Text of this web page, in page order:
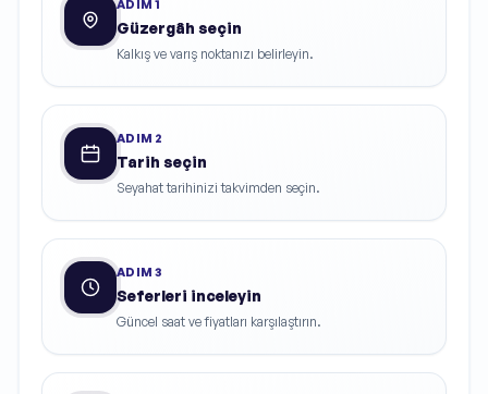
ADIM1
Güzergâh seçin
Kalkış ve varış noktanızı belirleyin.
ADIM 2
Tarih seçin
Seyahat tarihinizi takvimden seçin.
ADIM3
Seferleri inceleyin
Güncel saat ve fiyatları karşılaştırın.